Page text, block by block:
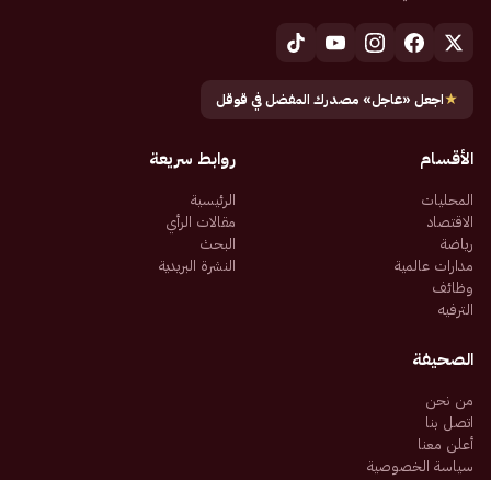
★اجعل «عاجل» مصدرك المفضل في قوقل
الأقسام
المحليات
الاقتصاد
رياضة
مدارات عالمية
وظائف
الترفيه
روابط سريعة
الرئيسية
مقالات الرأي
البحث
النشرة البريدية
الصحيفة
من نحن
اتصل بنا
أعلن معنا
سياسة الخصوصية